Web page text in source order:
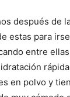
después de
estas para
entre ellas
en polvo y